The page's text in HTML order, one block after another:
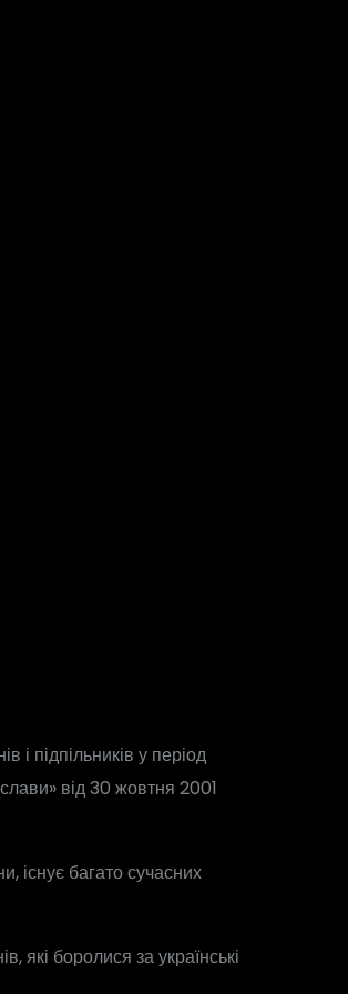
і підпільників у період
від 30 жовтня 2001
існує багато сучасних
які боролися за українські